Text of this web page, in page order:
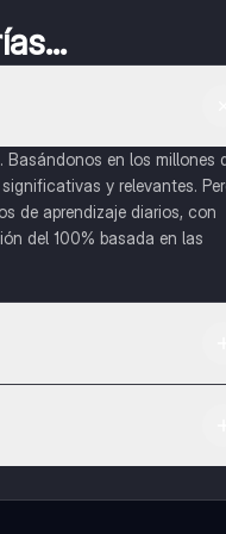
en los millones
y relevantes.
de aprendizaje diarios, con
del 100% basada en las
funciones.